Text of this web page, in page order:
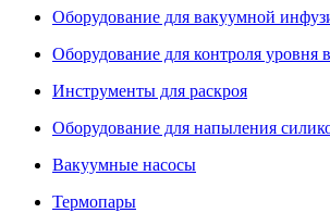
Оборудование для вакуумной
Оборудование для контроля уровня
Инструменты для раскроя
Оборудование для напыления
Вакуумные насосы
Термопары